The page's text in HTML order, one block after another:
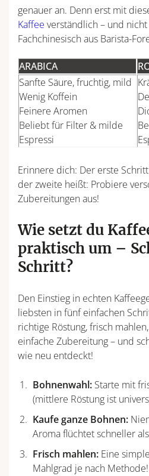
genauer an. Denn erst mit
Kaffee verständlich – und
Fachchinesisch aus Barista-
ARABICA
Sanfte Säure, fruchtig, mild
Wenig Koffein
Feinere Aromen
Beliebt für Filter & milde
Espressi
Erinnere dich: Der erste
der zweite heißt: Probiere
Zubereitungen aus!
Wie setzt du
praktisch um –
Schritt?
Den Einstieg in echten
liebsten in fünf einfachen
richtige Röstung, frisch
einfache Zubereitung – und
wie neu entdeckt!
Bohnenwahl: Starte mit
(mittlere Röstung ist
Kaufe ganze Bohnen:
Aroma flüchtet schneller
Frisch mahlen: Eine
Mahlgrad je nach Methode!